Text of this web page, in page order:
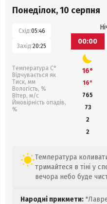
Понеділок, 10 серпня
Схід:05:46
Захід:20:25
Температура С°
Відчувається як
Тиск, мм
Вологість, %
Вітер, м/с
Ймовірність опадів,
%
00:00
16°
16°
765
73
2
2
Температура
тримайтеся в тіні у
вечора небо буде
Народні прикмети: